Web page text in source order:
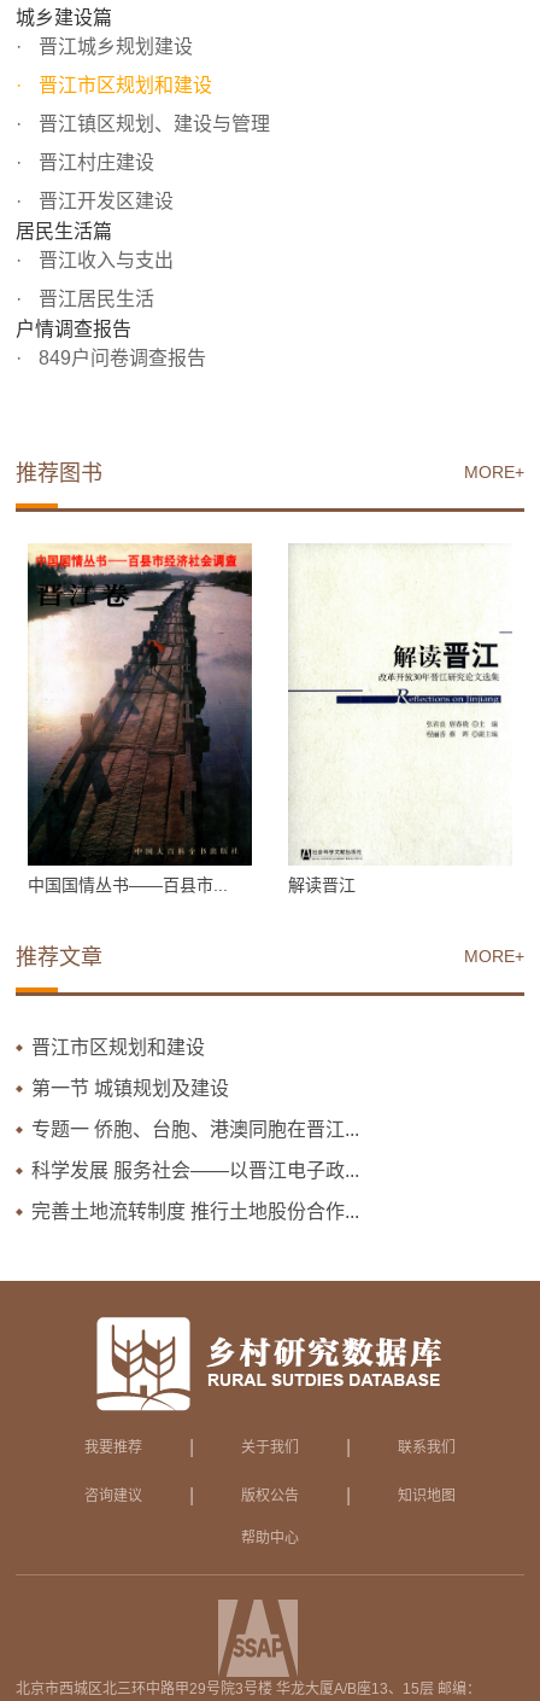
城乡建设篇
晋江城乡规划建设
晋江市区规划和建设
晋江镇区规划、建设与管理
晋江村庄建设
晋江开发区建设
居民生活篇
晋江收入与支出
晋江居民生活
户情调查报告
849户问卷调查报告
MORE+
推荐图书
中国国情丛书——百县市... 解读晋江
MORE+
推荐文章
晋江市区规划和建设
第一节 城镇规划及建设
专题一 侨胞、台胞、港澳同胞在晋江...
科学发展 服务社会——以晋江电子政...
完善土地流转制度 推行土地股份合作...
我要推荐 关于我们 联系我们
咨询建议 版权公告 知识地图
帮助中心
北京市西城区北三环中路甲29号院3号楼 华龙大厦A/B座13、15层 邮编：